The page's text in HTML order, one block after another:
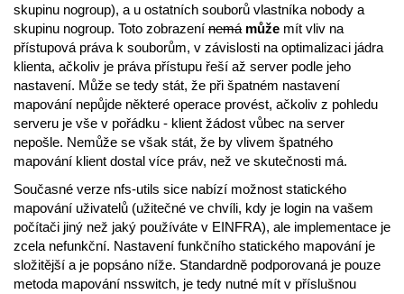
skupinu nogroup), a u ostatních souborů vlastníka nobody a
skupinu nogroup. Toto zobrazení nemá může mít vliv na
přístupová práva k souborům, v závislosti na optimalizaci jádra
klienta, ačkoliv je práva přístupu řeší až server podle jeho
nastavení. Může se tedy stát, že při špatném nastavení
mapování nepůjde některé operace provést, ačkoliv z pohledu
serveru je vše v pořádku - klient žádost vůbec na server
nepošle. Nemůže se však stát, že by vlivem špatného
mapování klient dostal více práv, než ve skutečnosti má.
Současné verze nfs-utils sice nabízí možnost statického
mapování uživatelů (užitečné ve chvíli, kdy je login na vašem
počítači jiný než jaký používáte v EINFRA), ale implementace je
zcela nefunkční. Nastavení funkčního statického mapování je
složitější a je popsáno níže. Standardně podporovaná je pouze
metoda mapování nsswitch, je tedy nutné mít v příslušnou